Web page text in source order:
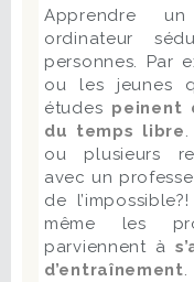
Apprendre
ordinateur
personnes. Par
ou les jeunes
études peinent
du temps libre
ou plusieurs
avec un
de
même les
parviennent à
d’entraînement.